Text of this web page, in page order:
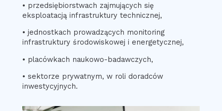
• przedsiębiorstwach zajmujących się
eksploatacją infrastruktury technicznej,
• jednostkach prowadzących monitoring
infrastruktury środowiskowej i energetycznej,
• placówkach naukowo-badawczych,
• sektorze prywatnym, w roli doradców
inwestycyjnych.